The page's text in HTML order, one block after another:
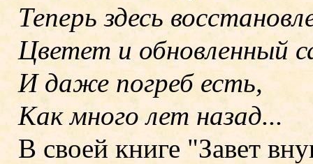
Теперь здесь
Цветет и обновленный
И даже погреб есть,
Как много лет назад...
В своей книге "Завет